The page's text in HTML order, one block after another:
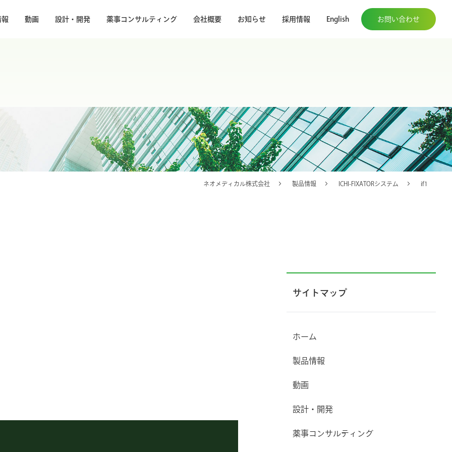
報 動画 設計・開発 薬事コンサルティング 会社概要 お知らせ 採用情報 English お問い合わせ
ネオメディカル株式会社 製品情報 ICHI-FIXATORシステム if1
サイトマップ
ホーム
製品情報
動画
設計・開発
薬事コンサルティング